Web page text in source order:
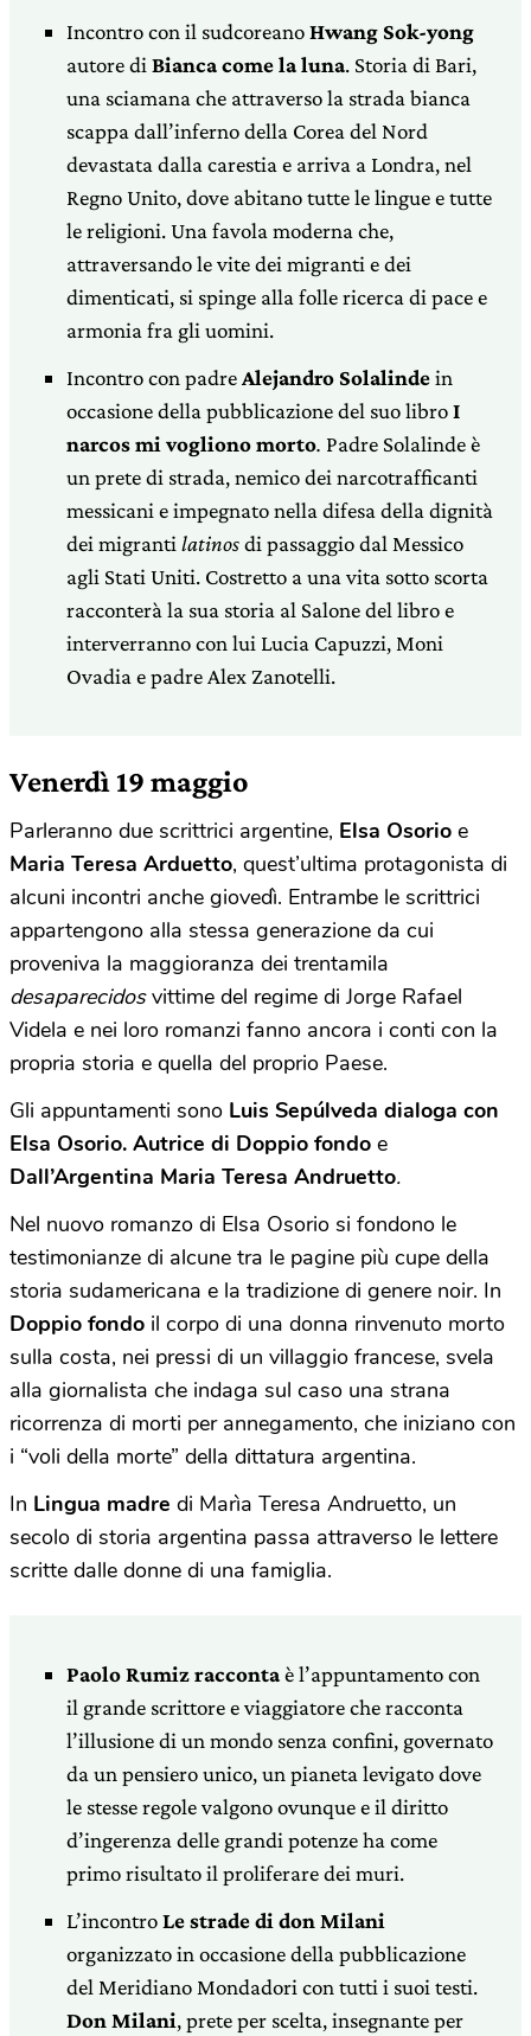
Incontro con il sudcoreanoHwang Sok-yong
autore di Bianca come la luna. Storia di Bari,
una sciamana che attraverso la strada bianca
scappa dall’inferno della Corea del Nord
devastata dalla carestia e arriva a Londra, nel
Regno Unito, dove abitano tutte le lingue e tutte
le religioni. Una favola moderna che,
attraversando le vite dei migranti e dei
dimenticati, si spinge alla folle ricerca di pace e
armonia fra gli uomini.
Incontro con padreAlejandro Solalindein
occasione della pubblicazione del suo libroI
narcos mi vogliono morto. Padre Solalinde è
un prete di strada, nemico dei narcotrafficanti
messicani e impegnato nella difesa della dignità
dei migranti latinosdi passaggio dal Messico
agli Stati Uniti. Costretto a una vita sotto scorta
racconterà la sua storia al Salone del libro e
interverranno con lui Lucia Capuzzi, Moni
Ovadia e padre Alex Zanotelli.
Venerdì 19 maggio
Parleranno due scrittrici argentine, Elsa Osorio e
Maria Teresa Arduetto, quest’ultima protagonista di
alcuni incontri anche giovedì. Entrambe le scrittrici
appartengono alla stessa generazione da cui
proveniva la maggioranza dei trentamila
desaparecidosvittime del regime di Jorge Rafael
Videla e nei loro romanzi fanno ancora i conti con la
propria storia e quella del proprio Paese.
Gli appuntamenti sono Luis Sepúlveda dialoga con
Elsa Osorio. Autrice di Doppio fondo e
Dall’Argentina Maria Teresa Andruetto.
Nel nuovo romanzo di Elsa Osorio si fondono le
testimonianze di alcune tra le pagine più cupe della
storia sudamericana e la tradizione di genere noir. In
Doppio fondo il corpo di una donna rinvenuto morto
sulla costa, nei pressi di un villaggio francese, svela
alla giornalista che indaga sul caso una strana
ricorrenza di morti per annegamento, che iniziano con
i “voli della morte” della dittatura argentina.
In Lingua madre di Marìa Teresa Andruetto, un
secolo di storia argentina passa attraverso le lettere
scritte dalle donne di una famiglia.
Paolo Rumiz raccontaè l’appuntamento con
il grande scrittore e viaggiatore che racconta
l’illusione di un mondo senza confini, governato
da un pensiero unico, un pianeta levigato dove
le stesse regole valgono ovunque e il diritto
d’ingerenza delle grandi potenze ha come
primo risultato il proliferare dei muri.
L’incontroLe strade di don Milani
organizzato in occasione della pubblicazione
del Meridiano Mondadori con tutti i suoi testi.
Don Milani, prete per scelta, insegnante per